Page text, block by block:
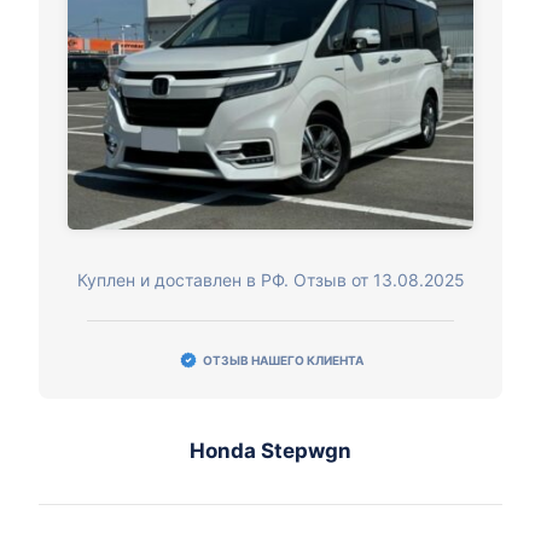
Куплен и доставлен в РФ. Отзыв от 13.08.2025
ОТЗЫВ НАШЕГО КЛИЕНТА
Honda Stepwgn